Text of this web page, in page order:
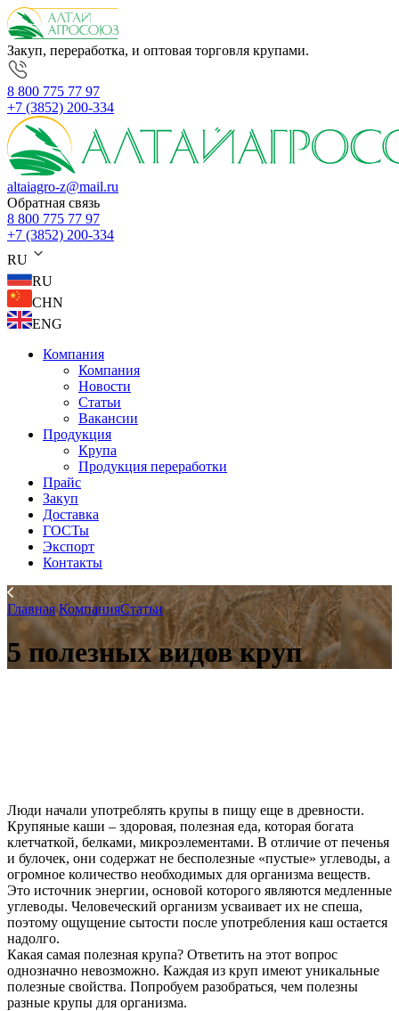
Закуп, переработка, и оптовая торговля крупами.
8 800 775 77 97
+7 (3852) 200-334
altaiagro-z@mail.ru
Обратная связь
8 800 775 77 97
+7 (3852) 200-334
RU
RU
CHN
ENG
Компания
Компания
Новости
Статьи
Вакансии
Продукция
Крупа
Продукция переработки
Прайс
Закуп
Доставка
ГОСТы
Экспорт
Контакты
Главная КомпанияСтатьи
5 полезных видов круп
Люди начали употреблять крупы в пищу еще в древности.
Крупяные каши – здоровая, полезная еда, которая богата
клетчаткой, белками, микроэлементами. В отличие от печенья
и булочек, они содержат не бесполезные «пустые» углеводы, а
огромное количество необходимых для организма веществ.
Это источник энергии, основой которого являются медленные
углеводы. Человеческий организм усваивает их не спеша,
поэтому ощущение сытости после употребления каш остается
надолго.
Какая самая полезная крупа? Ответить на этот вопрос
однозначно невозможно. Каждая из круп имеют уникальные
полезные свойства. Попробуем разобраться, чем полезны
разные крупы для организма.